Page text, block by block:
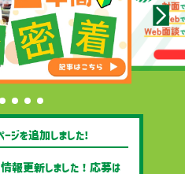
ジを追加しました!
情報更新しました！応募は